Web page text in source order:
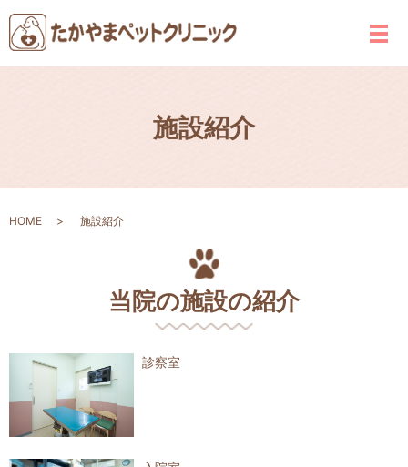
メ
施設紹介
HOME 施設紹介
当院の施設の紹介
診察室